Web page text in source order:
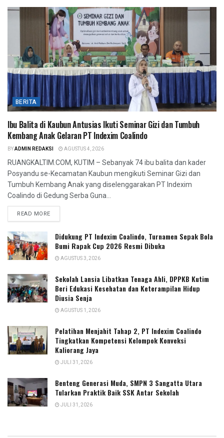
BERITA
Ibu Balita di Kaubun Antusias Ikuti Seminar Gizi dan Tumbuh
Kembang Anak Gelaran PT Indexim Coalindo
BYADMIN REDAKSI AGUSTUS 4, 2026
RUANGKALTIM.COM, KUTIM – Sebanyak 74 ibu balita dan kader
Posyandu se-Kecamatan Kaubun mengikuti Seminar Gizi dan
Tumbuh Kembang Anak yang diselenggarakan PT Indexim
Coalindo di Gedung Serba Guna...
READ MORE
Didukung PT Indexim Coalindo, Turnamen Sepak Bola
Bumi Rapak Cup 2026 Resmi Dibuka
AGUSTUS 3, 2026
Sekolah Lansia Libatkan Tenaga Ahli, DPPKB Kutim
Beri Edukasi Kesehatan dan Keterampilan Hidup
Diusia Senja
AGUSTUS 1, 2026
Pelatihan Menjahit Tahap 2, PT Indexim Coalindo
Tingkatkan Kompetensi Kelompok Konveksi
Kaliorang Jaya
JULI 31, 2026
Benteng Generasi Muda, SMPN 3 Sangatta Utara
Tularkan Praktik Baik SSK Antar Sekolah
JULI 31, 2026